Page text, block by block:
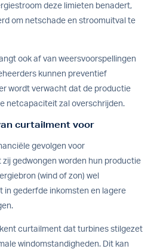
deze limieten benadert,
om netschade en stroomuitval te
ook af van weersvoorspellingen
kunnen preventief
wordt verwacht dat de productie
netcapaciteit zal overschrijden.
curtailment voor
gevolgen voor
gedwongen worden hun productie
(wind of zon) wel
in gederfde inkomsten en lagere
curtailment dat turbines stilgezet
windomstandigheden. Dit kan